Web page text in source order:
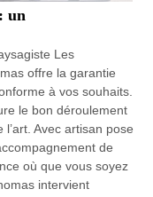
un
Les
offre la garantie
à vos souhaits.
le bon déroulement
Avec artisan pose
de
où que vous soyez
intervient